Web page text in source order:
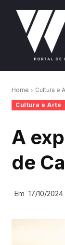
Home Cultura e
Cultura e Arte
A
de
Em 17/10/2024